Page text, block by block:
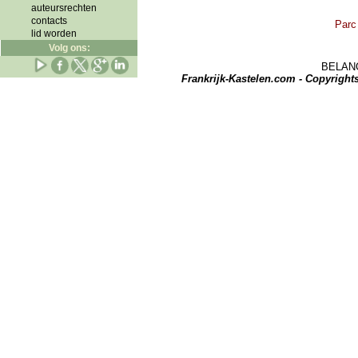
auteursrechten
contacts
lid worden
Volg ons:
Frankrijk-Kastelen.com -